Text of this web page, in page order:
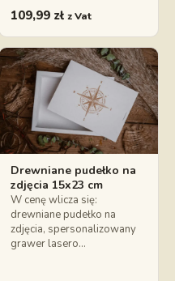
109,99 zł z Vat
Drewniane pudełko na
zdjęcia 15x23 cm
W cenę wlicza się:
drewniane pudełko na
zdjęcia, spersonalizowany
grawer lasero…